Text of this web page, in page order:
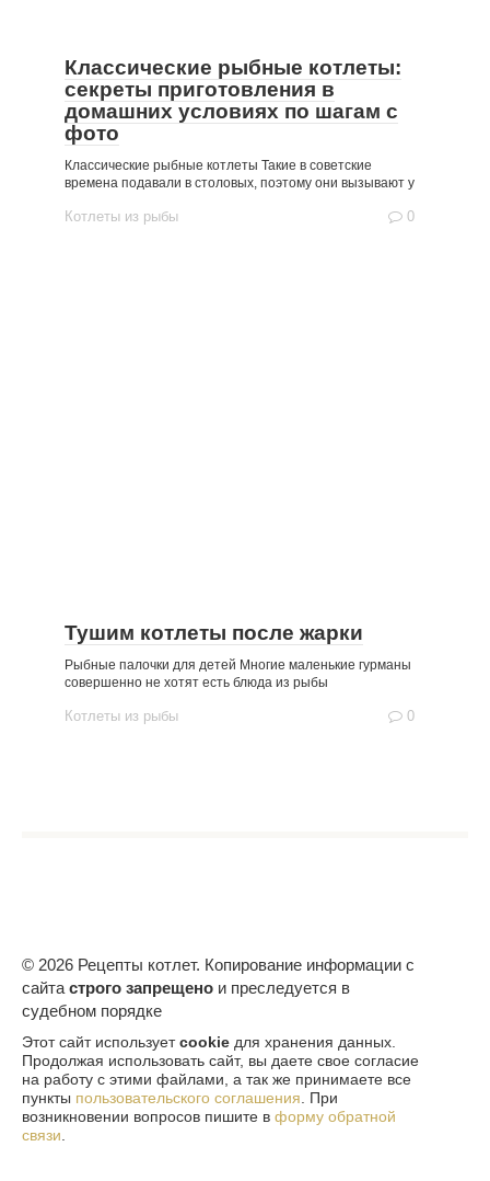
Классические рыбные котлеты:
секреты приготовления в
домашних условиях по шагам с
фото
Классические рыбные котлеты Такие в советские
времена подавали в столовых, поэтому они вызывают у
Котлеты из рыбы 0
Тушим котлеты после жарки
Рыбные палочки для детей Многие маленькие гурманы
совершенно не хотят есть блюда из рыбы
Котлеты из рыбы 0
© 2026 Рецепты котлет. Копирование информации с
сайта строго запрещено и преследуется в
судебном порядке
Этот сайт использует cookie для хранения данных.
Продолжая использовать сайт, вы даете свое согласие
на работу с этими файлами, а так же принимаете все
пункты пользовательского соглашения. При
возникновении вопросов пишите в форму обратной
связи.